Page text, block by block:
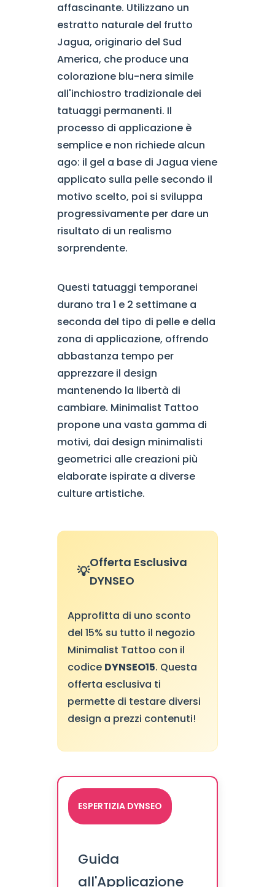
affascinante. Utilizzano un
estratto naturale del frutto
Jagua, originario del Sud
America, che produce una
colorazione blu-nera simile
all'inchiostro tradizionale dei
tatuaggi permanenti. Il
processo di applicazione è
semplice e non richiede alcun
ago: il gel a base di Jagua viene
applicato sulla pelle secondo il
motivo scelto, poi si sviluppa
progressivamente per dare un
risultato di un realismo
sorprendente.
Questi tatuaggi temporanei
durano tra 1 e 2 settimane a
seconda del tipo di pelle e della
zona di applicazione, offrendo
abbastanza tempo per
apprezzare il design
mantenendo la libertà di
cambiare. Minimalist Tattoo
propone una vasta gamma di
motivi, dai design minimalisti
geometrici alle creazioni più
elaborate ispirate a diverse
culture artistiche.
Offerta Esclusiva
DYNSEO
Approfitta di uno sconto
del 15% su tutto il negozio
Minimalist Tattoo con il
codice DYNSEO15. Questa
offerta esclusiva ti
permette di testare diversi
design a prezzi contenuti!
ESPERTIZIA DYNSEO
Guida
all'Applicazione